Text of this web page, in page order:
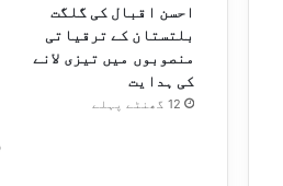
احسن اقبال کی گلگت
بلتستان کے ترقیاتی
منصوبوں میں تیزی لانے
کی ہدایت
12 گھنٹے پہلے